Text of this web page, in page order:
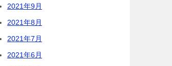
2021年9月
2021年8月
2021年7月
2021年6月